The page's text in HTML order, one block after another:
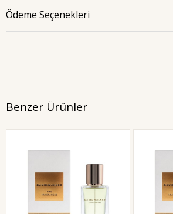
Ödeme Seçenekleri
Benzer Ürünler